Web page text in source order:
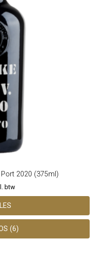
Port 2020 (375ml)
btw
(6)